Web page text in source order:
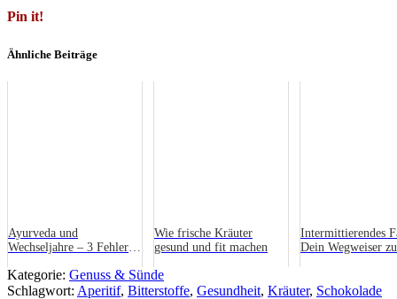
Pin it!
Ähnliche Beiträge
Ayurveda und
Wechseljahre – 3 Fehler
Hitzewallungen
Wie frische Kräuter
gesund und fit machen
Intermittierendes
Dein Wegweiser zu
Kategorie: Genuss & Sünde
Schlagwort: Aperitif, Bitterstoffe, Gesundheit, Kräuter, Schokolade